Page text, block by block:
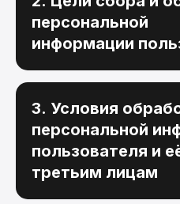
персональной
информации
3. Условия
персональной
пользователя и
третьим лицам